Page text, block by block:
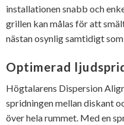
installationen snabb och
grillen kan målas för att
nästan osynlig samtidigt
Optimerad
Högtalarens Dispersion
spridningen mellan diskant
över hela rummet. Med en